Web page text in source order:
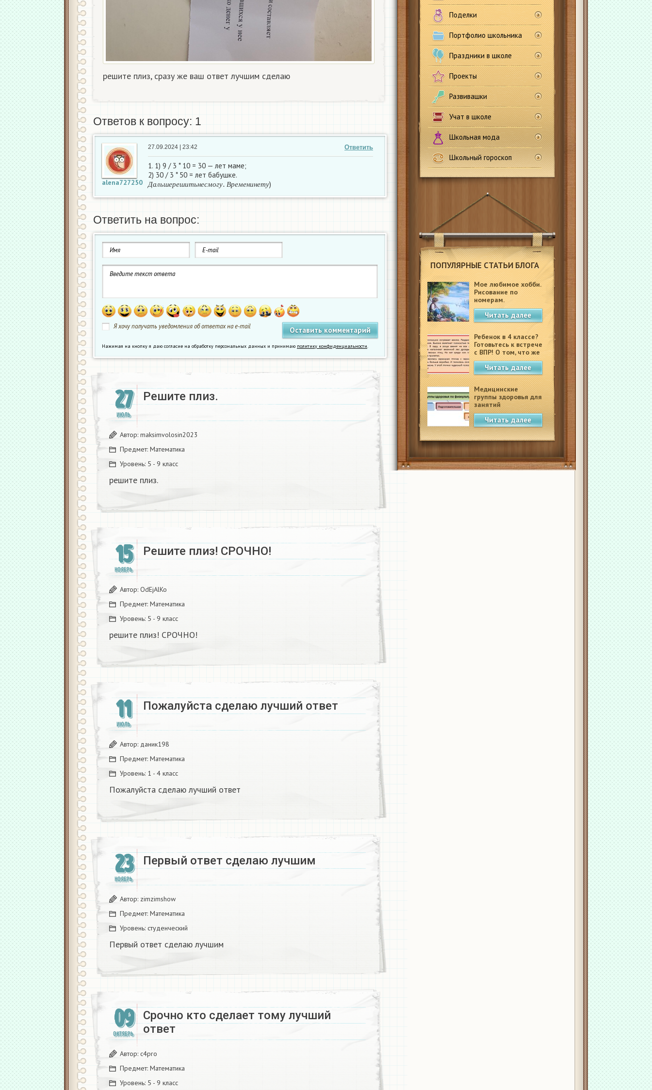
Поделки
Портфолио школьника
Праздники в школе
Проекты
Развивашки
Учат в школе
Школьная мода
Школьный гороскоп
ПОПУЛЯРНЫЕ СТАТЬИ БЛОГА
Мое любимое хобби.
Рисование по
номерам.
Читать далее
Ребенок в 4 классе?
Готовьтесь к встрече
с ВПР! О том, что же
это такое.
Читать далее
Медицинские
группы здоровья для
занятий
физкультурой в
школеЧитать далее
решите плиз, сразу же ваш ответ лучшим сделаю​
Ответов к вопросу: 1
alena727250
Ответить
27.09.2024 | 23:42
1. 1) 9 / 3 * 10 = 30 — лет маме;
2) 30 / 3 * 50 = лет бабушке.
Д ал ьше р е ши т ьне см о г у Вр ем е ни не т у
Д альше решить несмогу.В н)
Ответить на вопрос:
Я хочу получать уведомления об ответах на e-mail
Нажимая на кнопку я даю согласие на обработку персональных данных и принимаю политику конфиденциальности.
27
ИЮЛЬ
Решите плиз.​
Автор: maksimvolosin2023
Предмет: Математика
Уровень: 5 - 9 класс
решите плиз.​
15
НОЯБРЬ
Решите плиз! СРОЧНО!​
Автор: OdEjAlKo
Предмет: Математика
Уровень: 5 - 9 класс
решите плиз! СРОЧНО!​
11
ИЮЛЬ
Пожалуйста сделаю лучший ответ
Автор: даник198
Предмет: Математика
Уровень: 1 - 4 класс
Пожалуйста сделаю лучший ответ
23
НОЯБРЬ
Первый ответ сделаю лучшим​
Автор: zimzimshow
Предмет: Математика
Уровень: студенческий
Первый ответ сделаю лучшим​
09
ОКТЯБРЬ
Срочно кто сделает тому лучший
ответ
Автор: c4pro
Предмет: Математика
Уровень: 5 - 9 класс